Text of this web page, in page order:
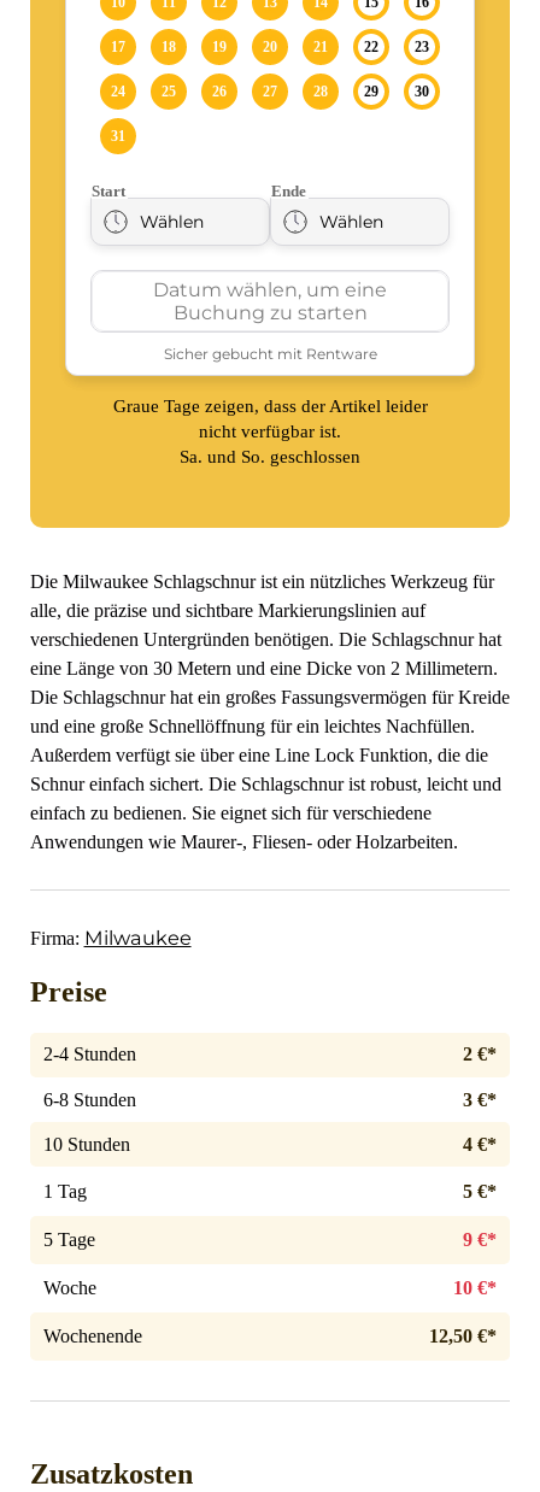
Graue Tage zeigen, dass der Artikel leider
nicht verfügbar ist.
Sa. und So. geschlossen
Die Milwaukee Schlagschnur ist ein nützliches Werkzeug für
alle, die präzise und sichtbare Markierungslinien auf
verschiedenen Untergründen benötigen. Die Schlagschnur hat
eine Länge von 30 Metern und eine Dicke von 2 Millimetern.
Die Schlagschnur hat ein großes Fassungsvermögen für Kreide
und eine große Schnellöffnung für ein leichtes Nachfüllen.
Außerdem verfügt sie über eine Line Lock Funktion, die die
Schnur einfach sichert. Die Schlagschnur ist robust, leicht und
einfach zu bedienen. Sie eignet sich für verschiedene
Anwendungen wie Maurer-, Fliesen- oder Holzarbeiten.
Firma: Milwaukee
Preise
2-4 Stunden 2 €*
6-8 Stunden 3 €*
10 Stunden 4 €*
1 Tag 5 €*
5 Tage 9 €*
Woche 10 €*
Wochenende 12,50 €*
Zusatzkosten